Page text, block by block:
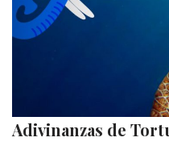
Adivinanzas de